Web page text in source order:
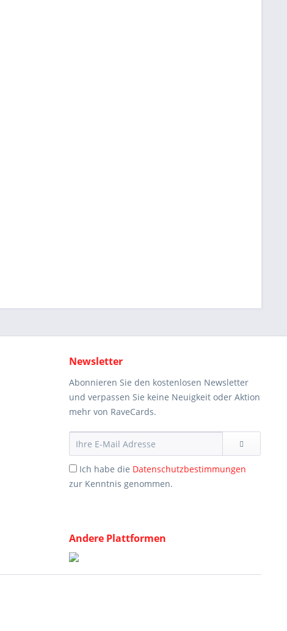
Newsletter
Abonnieren Sie den kostenlosen Newsletter
und verpassen Sie keine Neuigkeit oder Aktion
mehr von RaveCards.
Ich habe die Datenschutzbestimmungen
zur Kenntnis genommen.
Andere Plattformen